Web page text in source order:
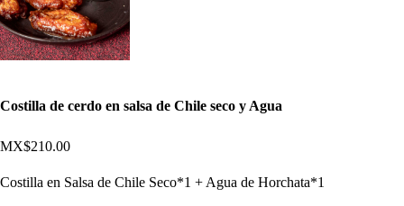
Costilla de cerdo en salsa de Chile seco y Agua
MX$210.00
Costilla en Salsa de Chile Seco*1 + Agua de Horchata*1